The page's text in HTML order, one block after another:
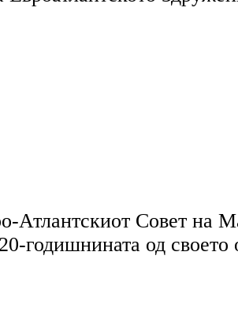
Атлантскиот Совет на
годишнината од своето